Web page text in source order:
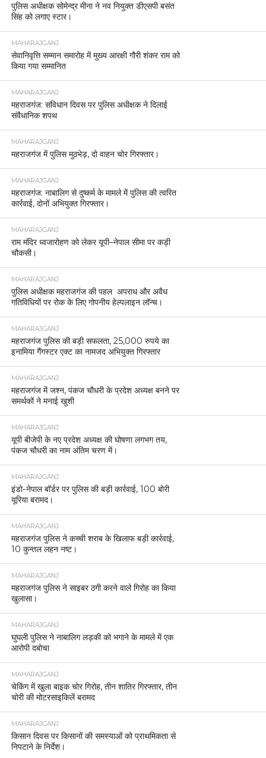
पुलिस अधीक्षक सोमेन्द्र मीना ने नव नियुक्त डीएसपी बसंत
सिंह को लगाए स्टार।
MAHARAJGANJ
सेवानिवृत्ति सम्मान समारोह में मुख्य आरक्षी गौरी शंकर राम को
किया गया सम्मानित
MAHARAJGANJ
महराजगंज: संविधान दिवस पर पुलिस अधीक्षक ने दिलाई
संवैधानिक शपथ
MAHARAJGANJ
महराजगंज में पुलिस मुठभेड़, दो वाहन चोर गिरफ्तार।
MAHARAJGANJ
महराजगंज: नाबालिग से दुष्कर्म के मामले में पुलिस की त्वरित
कार्रवाई, दोनों अभियुक्त गिरफ्तार।
MAHARAJGANJ
राम मंदिर ध्वजारोहण को लेकर यूपी–नेपाल सीमा पर कड़ी
चौकसी।
MAHARAJGANJ
पुलिस अधीक्षक महराजगंज की पहल अपराध और अवैध
गतिविधियों पर रोक के लिए गोपनीय हेल्पलाइन लॉन्च।
MAHARAJGANJ
महराजगंज पुलिस की बड़ी सफलता, 25,000 रुपये का
इनामिया गैंगस्टर एक्ट का नामजद अभियुक्त गिरफ्तार
MAHARAJGANJ
महराजगंज में जश्न, पंकज चौधरी के प्रदेश अध्यक्ष बनने पर
समर्थकों ने मनाई खुशी
MAHARAJGANJ
यूपी बीजेपी के नए प्रदेश अध्यक्ष की घोषणा लगभग तय,
पंकज चौधरी का नाम अंतिम चरण में।
MAHARAJGANJ
इंडो-नेपाल बॉर्डर पर पुलिस की बड़ी कार्रवाई, 100 बोरी
यूरिया बरामद।
MAHARAJGANJ
महराजगंज पुलिस ने कच्ची शराब के खिलाफ बड़ी कार्रवाई,
10 कुन्तल लहन नष्ट।
MAHARAJGANJ
महराजगंज पुलिस ने साइबर ठगी करने वाले गिरोह का किया
खुलासा।
MAHARAJGANJ
घुघली पुलिस ने नाबालिग लड़की को भगाने के मामले में एक
आरोपी दबोचा
MAHARAJGANJ
चेकिंग में खुला बाइक चोर गिरोह, तीन शातिर गिरफ्तार, तीन
चोरी की मोटरसाइकिलें बरामद
MAHARAJGANJ
किसान दिवस पर किसानों की समस्याओं को प्राथमिकता से
निपटाने के निर्देश।